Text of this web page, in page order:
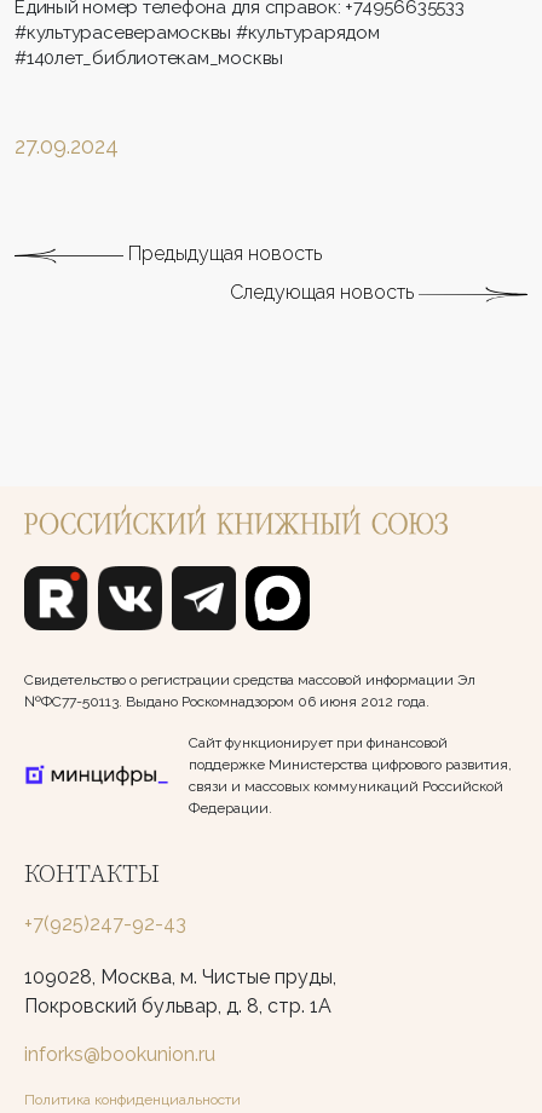
Единый номер телефона для справок: +74956635533
#культурасеверамосквы #культурарядом
#140лет_библиотекам_москвы
27.09.2024
Предыдущая новость
Следующая новость
Свидетельство о регистрации средства массовой информации Эл
№ФС77-50113. Выдано Роскомнадзором 06 июня 2012 года.
Сайт функционирует при финансовой
поддержке Министерства цифрового развития,
связи и массовых коммуникаций Российской
Федерации.
КОНТАКТЫ
+7(925)247-92-43
109028, Москва, м. Чистые пруды,
Покровский бульвар, д. 8, стр. 1А
inforks@bookunion.ru
Политика конфиденциальности